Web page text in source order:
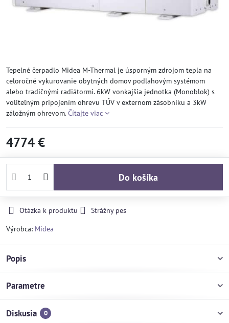
Tepelné čerpadlo Midea M-Thermal je úsporným zdrojom tepla na
celoročné vykurovanie obytných domov podlahovým systémom
alebo tradičnými radiátormi. 6kW vonkajšia jednotka (Monoblok) s
voliteľným pripojením ohrevu TÚV v externom zásobníku a 3kW
záložným ohrevom.Čítajte viac
4774 €
Do košíka
Otázka k produktu
Strážny pes
Výrobca: Midea
Popis
Parametre
Diskusia 0